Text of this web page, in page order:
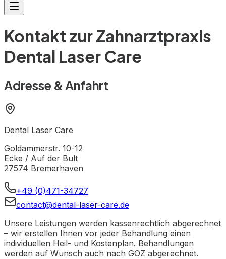
Kontakt zur Zahnarztpraxis
Dental Laser Care
Adresse & Anfahrt
Dental Laser Care
Goldammerstr. 10-12
Ecke / Auf der Bult
27574 Bremerhaven
+49 (0)471-34727
contact@dental-laser-care.de
Unsere Leistungen werden kassenrechtlich abgerechnet
– wir erstellen Ihnen vor jeder Behandlung einen
individuellen Heil- und Kostenplan. Behandlungen
werden auf Wunsch auch nach GOZ abgerechnet.